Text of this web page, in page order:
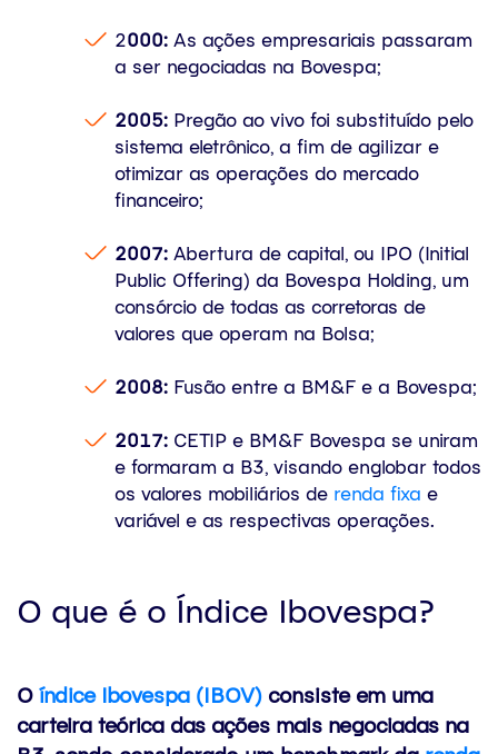
2000: As ações empresariais passaram
a ser negociadas na Bovespa;
2005: Pregão ao vivo foi substituído pelo
sistema eletrônico, a fim de agilizar e
otimizar as operações do mercado
financeiro;
2007: Abertura de capital, ou IPO (Initial
Public Offering) da Bovespa Holding, um
consórcio de todas as corretoras de
valores que operam na Bolsa;
2008: Fusão entre a BM&F e a Bovespa;
2017: CETIP e BM&F Bovespa se uniram
e formaram a B3, visando englobar todos
os valores mobiliários de renda fixa e
variável e as respectivas operações.
O que é o Índice Ibovespa?
O índice Ibovespa (IBOV) consiste em uma
carteira teórica das ações mais negociadas na